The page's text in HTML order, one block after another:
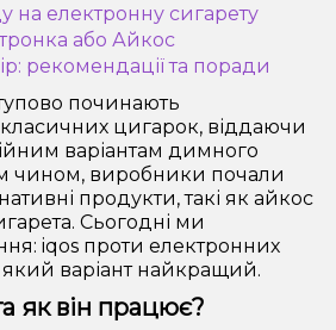
електронну сигарету
або Айкос
рекомендації та поради
починають
цигарок, віддаючи
варіантам димного
чином, виробники почали
продукти, такі як айкос
Сьогодні ми
iqos проти електронних
який варіант найкращий.
як він працює?